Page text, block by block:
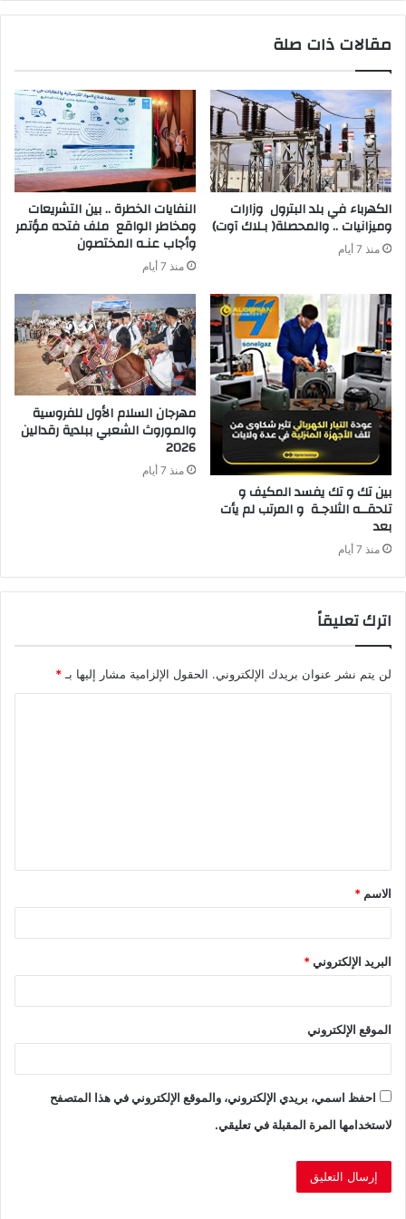
مقالات ذات صلة
‬وميزانيات‭ .. ‬والمحصلة‭ )‬بـلاك‭ ‬آوت)
منذ 7 أيام ‬وأجاب‭ ‬عنـه‭ ‬المختصون
منذ 7 أيام
‬بعد‭ ‬
منذ 7 أيام
‬2026‭ ‬
منذ 7 أيام
اترك تعليقاً
لن يتم نشر عنوان بريدك الإلكتروني. الحقول الإلزامية مشار إليها بـ *
ق
*
الاسم *
البريد الإلكتروني*
الموقع الإلكتروني
احفظ اسمي، بريدي الإلكتروني، والموقع الإلكتروني في هذا المتصفح
لاستخدامها المرة المقبلة في تعليقي.